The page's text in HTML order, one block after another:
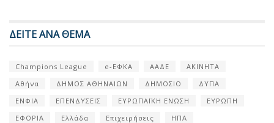
ΔΕΙΤΕ ΑΝΑ ΘΕΜΑ
Champions League e-ΕΦΚΑ ΑΑΔΕ
ΑΚΙΝΗΤΑ
Αθήνα
ΔΗΜΟΣ ΑΘΗΝΑΙΩΝ ΔΗΜΟΣΙΟ
ΔΥΠΑ
ΕΝΦΙΑ
ΕΠΕΝΔΥΣΕΙΣ ΕΥΡΩΠΑΪΚΗ ΕΝΩΣΗ
ΕΥΡΩΠΗ
ΕΦΟΡΙΑ
Ελλάδα Επιχειρήσεις
ΗΠΑ